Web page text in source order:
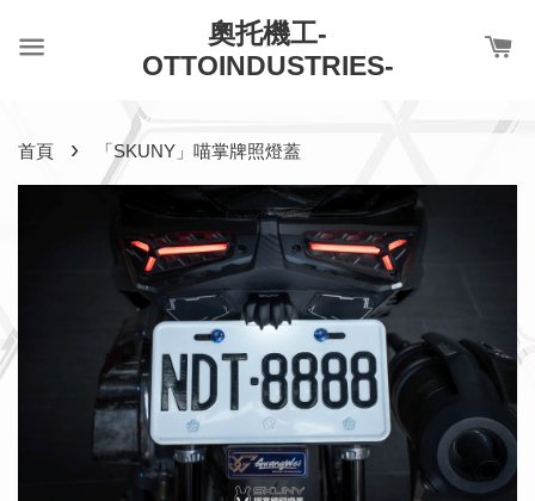
奧托機工-
OTTOINDUSTRIES-
首頁 › 「SKUNY」喵掌牌照燈蓋